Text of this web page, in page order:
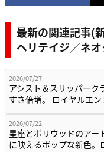
最新の関連記事(
ヘリテイジ／ネ
2026/07/27
アシスト＆スリッパーク
すさ倍増。 ロイヤルエ
2026/07/22
星座とボリウッドのアー
に映えるポップな新色